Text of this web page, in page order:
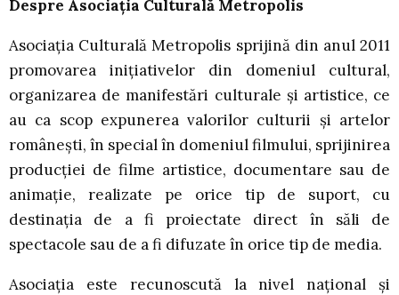
Despre Asociația Culturală Metropolis
Asociația Culturală Metropolis sprijină din anul 2011
promovarea inițiativelor din domeniul cultural,
organizarea de manifestări culturale și artistice, ce
au ca scop expunerea valorilor culturii și artelor
românești, în special în domeniul filmului, sprijinirea
producției de filme artistice, documentare sau de
animație, realizate pe orice tip de suport, cu
destinația de a fi proiectate direct în săli de
spectacole sau de a fi difuzate în orice tip de media.
Asociația este recunoscută la nivel național și